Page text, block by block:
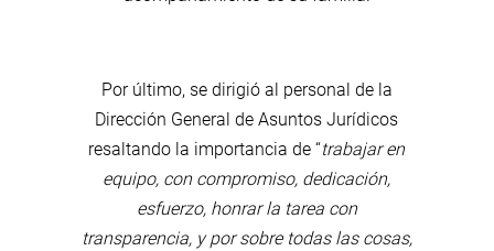
Por último, se dirigió al personal de la
Dirección General de Asuntos Jurídicos
resaltando la importancia de “trabajar en
equipo, con compromiso, dedicación,
esfuerzo, honrar la tarea con
transparencia, y por sobre todas las cosas,